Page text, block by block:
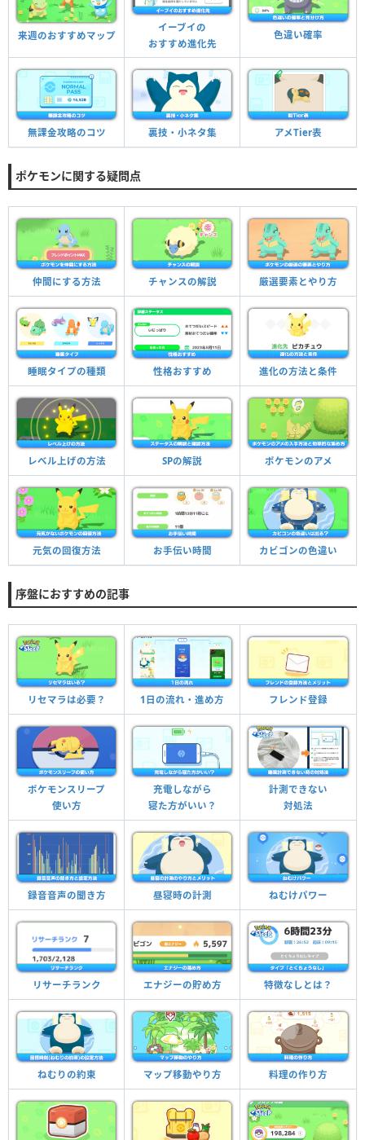
来週のおすすめマップ
イーブイの
おすすめ進化先
色違い確率
無課金攻略のコツ 裏技・小ネタ集 アメTier表
ポケモンに関する疑問点
仲間にする方法 チャンスの解説 厳選要素とやり方
睡眠タイプの種類 性格おすすめ 進化の方法と条件
レベル上げの方法 SPの解説 ポケモンのアメ
元気の回復方法 お手伝い時間 カビゴンの色違い
序盤におすすめの記事
リセマラは必要？ 1日の流れ・進め方 フレンド登録
ポケモンスリープ
使い方
充電しながら
寝た方がいい？
計測できない
対処法
録音音声の聞き方 昼寝時の計測 ねむけパワー
リサーチランク エナジーの貯め方 特徴なしとは？
ねむりの約束 マップ移動やり方 料理の作り方